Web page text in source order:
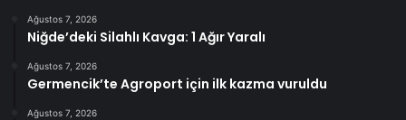
Ağustos 7, 2026
Niğde’deki Silahlı Kavga: 1 Ağır Yaralı
Ağustos 7, 2026
Germencik’te Agroport için ilk kazma vuruldu
Ağustos 7, 2026